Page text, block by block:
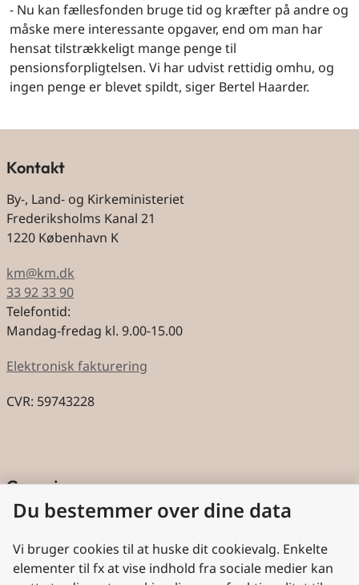
- Nu kan fællesfonden bruge tid og kræfter på andre og
måske mere interessante opgaver, end om man har
hensat tilstrækkeligt mange penge til
pensionsforpligtelsen. Vi har udvist rettidig omhu, og
ingen penge er blevet spildt, siger Bertel Haarder.
Kontakt
By-, Land- og Kirkeministeriet
Frederiksholms Kanal 21
1220 København K
km@km.dk
33 92 33 90
Telefontid:
Mandag-fredag kl. 9.00-15.00
Elektronisk fakturering
CVR: 59743228
Genveje
Cookies
Aktindsigt
Persondatabeskyttelse
Du bestemmer over dine data
Vi bruger cookies til at huske dit cookievalg. Enkelte
elementer til fx at vise indhold fra sociale medier kan